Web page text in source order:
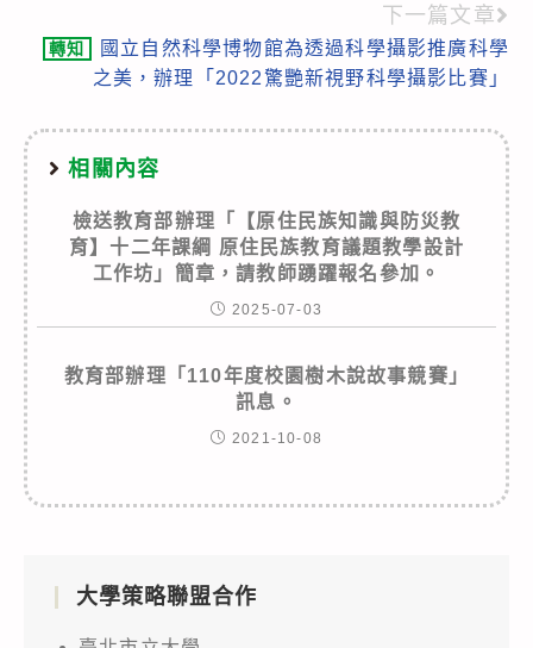
下一篇文章
轉知
國立自然科學博物館為透過科學攝影推廣科學
之美，辦理「2022驚艷新視野科學攝影比賽」
相關內容
檢送教育部辦理「【原住民族知識與防災教
育】十二年課綱 原住民族教育議題教學設計
工作坊」簡章，請教師踴躍報名參加。
2025-07-03
教育部辦理「110年度校園樹木說故事競賽」
訊息。
2021-10-08
大學策略聯盟合作